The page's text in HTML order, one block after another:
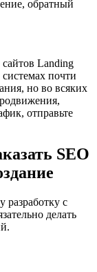
обратный
Landing
почти
но во всяких
отправьте
SEO
разработку с
делать